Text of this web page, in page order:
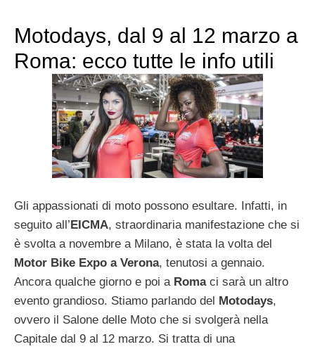
Motodays, dal 9 al 12 marzo a
Roma: ecco tutte le info utili
Gli appassionati di moto possono esultare. Infatti, in
seguito all’EICMA, straordinaria manifestazione che si
è svolta a novembre a Milano, è stata la volta del
Motor Bike Expo a Verona, tenutosi a gennaio.
Ancora qualche giorno e poi a Romaci sarà un altro
evento grandioso. Stiamo parlando del Motodays,
ovvero il Salone delle Moto che si svolgerà nella
Capitale dal 9 al 12 marzo. Si tratta di una